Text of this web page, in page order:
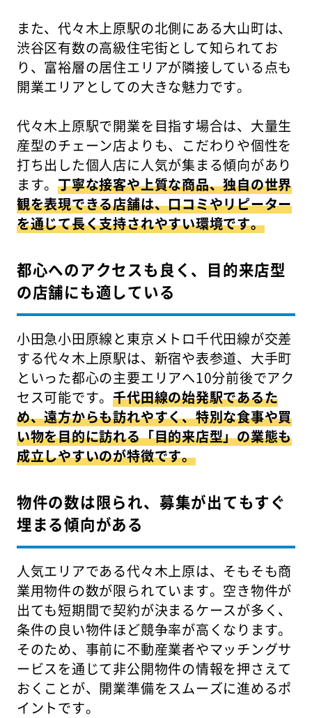
また、代々木上原駅の北側にある大山町は、
渋谷区有数の高級住宅街として知られてお
り、富裕層の居住エリアが隣接している点も
開業エリアとしての大きな魅力です。
代々木上原駅で開業を目指す場合は、大量生
産型のチェーン店よりも、こだわりや個性を
打ち出した個人店に人気が集まる傾向があり
ます。丁寧な接客や上質な商品、独自の世界
観を表現できる店舗は、口コミやリピーター
を通じて長く支持されやすい環境です。
都心へのアクセスも良く、目的来店型
の店舗にも適している
小田急小田原線と東京メトロ千代田線が交差
する代々木上原駅は、新宿や表参道、大手町
といった都心の主要エリアへ10分前後でアク
セス可能です。千代田線の始発駅であるた
め、遠方からも訪れやすく、特別な食事や買
い物を目的に訪れる「目的来店型」の業態も
成立しやすいのが特徴です。
物件の数は限られ、募集が出てもすぐ
埋まる傾向がある
人気エリアである代々木上原は、そもそも商
業用物件の数が限られています。空き物件が
出ても短期間で契約が決まるケースが多く、
条件の良い物件ほど競争率が高くなります。
そのため、事前に不動産業者やマッチングサ
ービスを通じて非公開物件の情報を押さえて
おくことが、開業準備をスムーズに進めるポ
イントです。